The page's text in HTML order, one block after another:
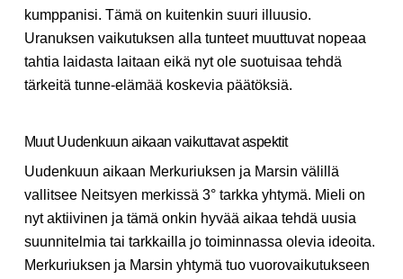
kumppanisi. Tämä on kuitenkin suuri illuusio.
Uranuksen vaikutuksen alla tunteet muuttuvat nopeaa
tahtia laidasta laitaan eikä nyt ole suotuisaa tehdä
tärkeitä tunne-elämää koskevia päätöksiä.
Muut Uudenkuun aikaan vaikuttavat aspektit
Uudenkuun aikaan Merkuriuksen ja Marsin välillä
vallitsee Neitsyen merkissä 3° tarkka yhtymä. Mieli on
nyt aktiivinen ja tämä onkin hyvää aikaa tehdä uusia
suunnitelmia tai tarkkailla jo toiminnassa olevia ideoita.
Merkuriuksen ja Marsin yhtymä tuo vuorovaikutukseen